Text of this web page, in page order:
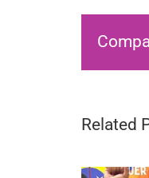
Related